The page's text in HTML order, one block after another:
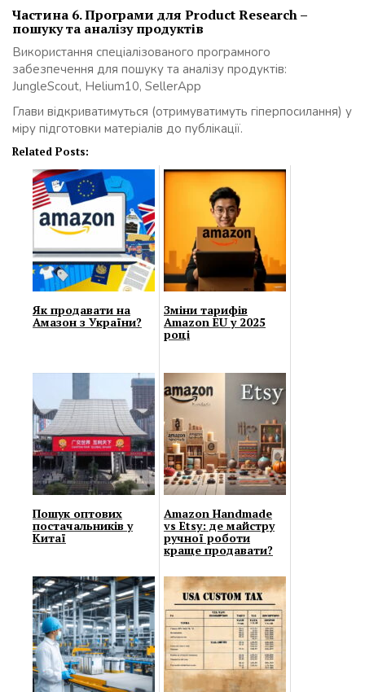
Частина 6. Програми для Product Research –
пошуку та аналізу продуктів
Використання спеціалізованого програмного
забезпечення для пошуку та аналізу продуктів:
JungleScout, Helium10, SellerApp
Глави відкриватимуться (отримуватимуть гіперпосилання) у
міру підготовки матеріалів до публікації.
Related Posts:
Як продавати на
Амазон з України?
Зміни тарифів
Amazon EU у 2025
році
Пошук оптових
постачальників у
Китаї
Amazon Handmade
vs Etsy: де майстру
ручної роботи
краще продавати?